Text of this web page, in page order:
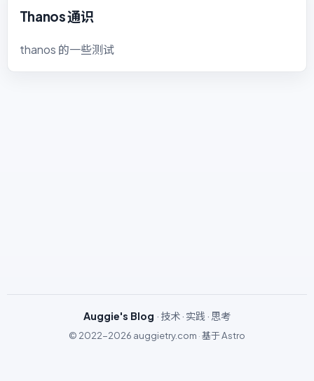
Thanos 通识
thanos 的一些测试
Auggie's Blog · 技术 · 实践 · 思考
© 2022-2026 auggietry.com ·基于Astro